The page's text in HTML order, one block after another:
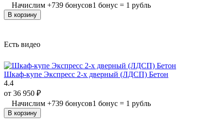
Начислим +739 бонусов1 бонус = 1 рубль
В корзину
Есть видео
Шкаф-купе Экспресс 2-х дверный (ЛДСП) Бетон
4.4
от 36 950 ₽
Начислим +739 бонусов1 бонус = 1 рубль
В корзину